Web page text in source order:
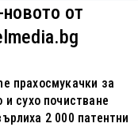
от
прахосмукачки за
и сухо почистване
2 000 патентни